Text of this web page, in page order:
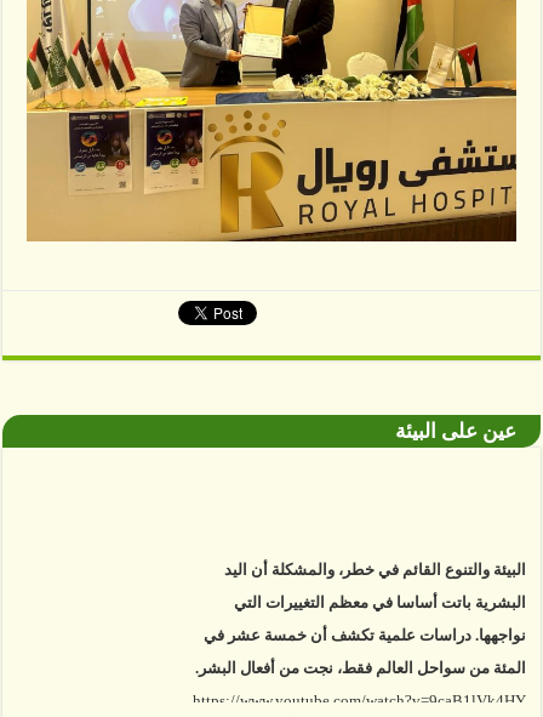
عين على البيئة
البشرية باتت أساسا في معظم التغييرات التي
نواجهها. دراسات علمية تكشف أن خمسة عشر في
المئة من سواحل العالم فقط، نجت من أفعال البشر.
https://www.youtube.com/watch?v=9caB1lVk4HY